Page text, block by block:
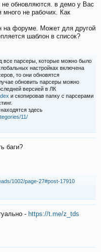
не обновляются. в демо у Вас
много не рабочих. Как
на форуме. Может для другой
шаблон в список?
все парсеры, которые можно было
настройках включена
то они обновятся
обновить парсеры можно
версией в ЛК
и скопировав папку с парсерами
здесь
11/
баги?
1002/page-27#post-17910
- https://t.me/z_tds